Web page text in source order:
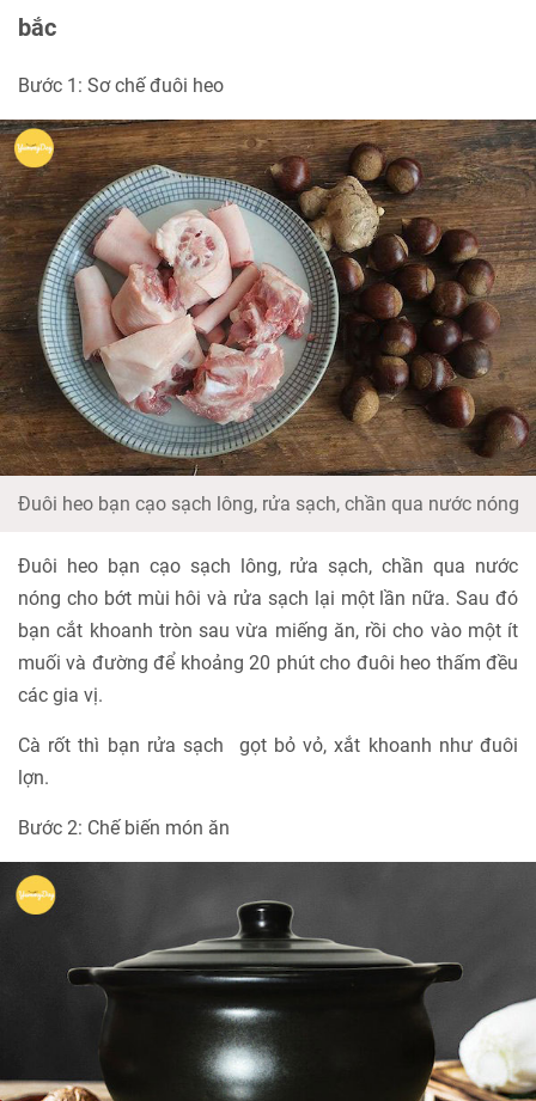
bắc
Bước 1: Sơ chế đuôi heo
Đuôi heo bạn cạo sạch lông, rửa sạch, chần qua nước nóng
Đuôi heo bạn cạo sạch lông, rửa sạch, chần qua nước
nóng cho bớt mùi hôi và rửa sạch lại một lần nữa. Sau đó
bạn cắt khoanh tròn sau vừa miếng ăn, rồi cho vào một ít
muối và đường để khoảng 20 phút cho đuôi heo thấm đều
các gia vị.
Cà rốt thì bạn rửa sạch gọt bỏ vỏ, xắt khoanh như đuôi
lợn.
Bước 2: Chế biến món ăn